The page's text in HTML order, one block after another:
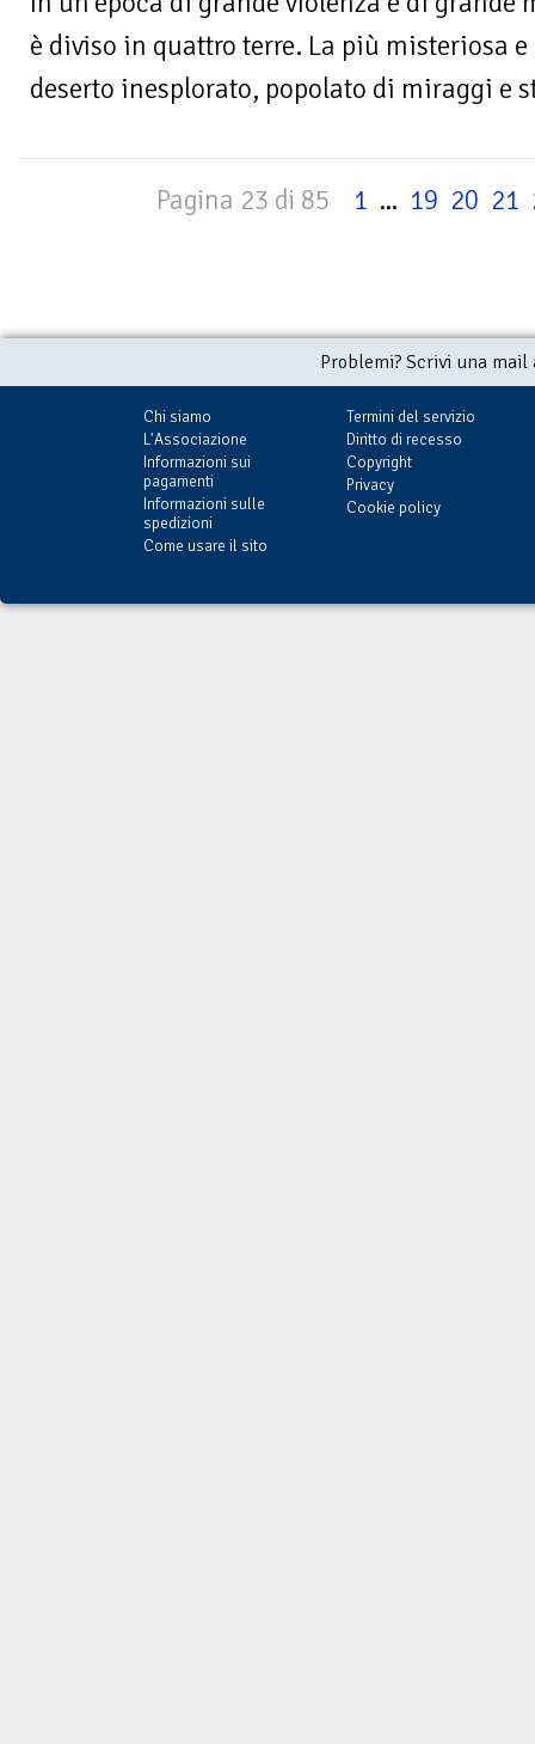
è diviso in quattro terre. La più misteriosa
deserto inesplorato, popolato di miraggi e
Pagina 23 di 85 1 ... 19 20 21
Problemi? Scrivi una
Chi siamo
L'Associazione
Informazioni sui
pagamenti
Informazioni sulle
spedizioni
Come usare il sito
Termini del servizio
Diritto di recesso
Copyright
Privacy
Cookie policy